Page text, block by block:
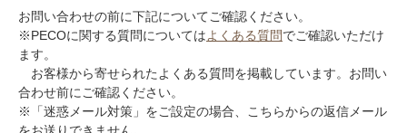
お問い合わせの前に下記についてご確認ください。
※PECOに関する質問についてはよくある質問でご確認いただけ
ます。
お客様から寄せられたよくある質問を掲載しています。お問い
合わせ前にご確認ください。
※「迷惑メール対策」をご設定の場合、こちらからの返信メール